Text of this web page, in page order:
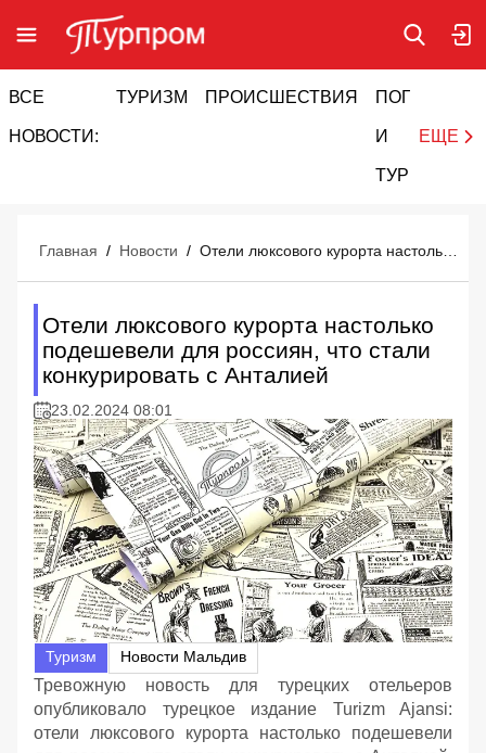
ВСЕ
НОВОСТИ:
ТУРИЗМ ПРОИСШЕСТВИЯ ПОГОДА
И
ТУРИЗМ
ЕЩЕ
Главная / Новости /
Отели люксового курорта настолько
подешевели для россиян, что стали
конкурировать с Анталией
23.02.2024 08:01
Туризм Новости Мальдив
Тревожную новость для турецких отельеров
опубликовало турецкое издание Turizm Ajansi:
отели люксового курорта настолько подешевели